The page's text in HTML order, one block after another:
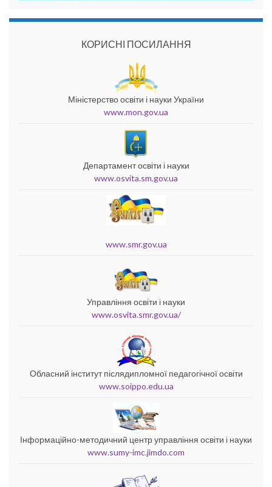
КОРИСНІ ПОСИЛАННЯ
Міністерство освіти і науки України
www.mon.gov.ua
Департамент освіти і науки
www.osvita.sm.gov.ua
www.smr.gov.ua
Управління освіти і науки
www.osvita.smr.gov.ua/
Обласний інститут післядипломної педагогічної освіти
www.soippo.edu.ua
Інформаційно-методичний центр управління освіти і науки
www.sumy-imc.jimdo.com